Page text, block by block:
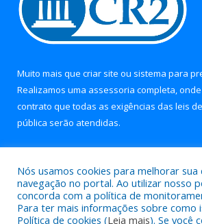
Muito mais que criar site ou sistema para
Realizamos uma assessoria completa,
contrato que todas as exigências das leis
pública serão atendidas.
Nós usamos cookies para melhorar sua
navegação no portal. Ao utilizar nosso
concorda com a política de
Para ter mais informações sobre como
Política de cookies (Leia mais). Se você